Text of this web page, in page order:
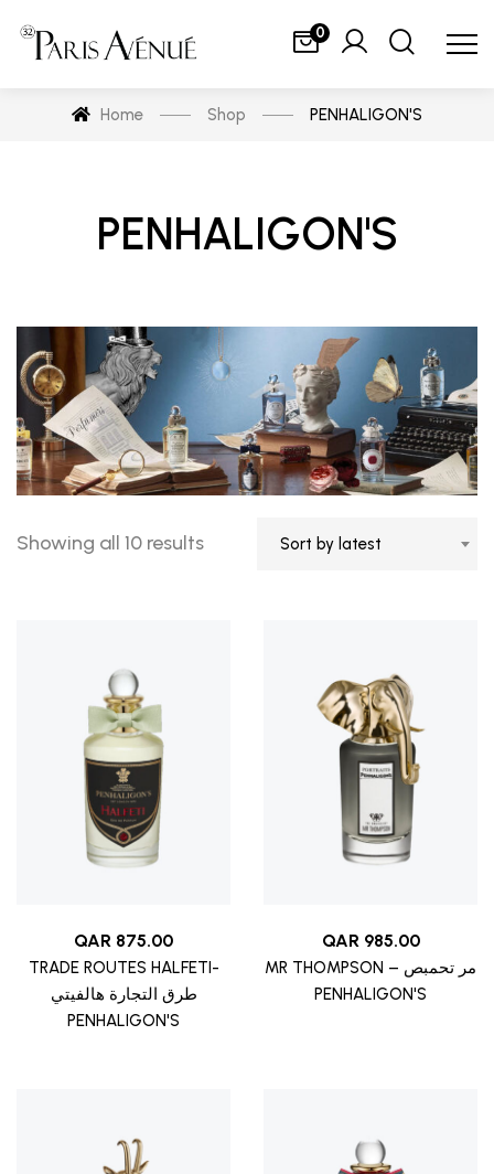
0
Home Shop PENHALIGON'S
PENHALIGON'S
Showing all 10 results Sort by latest
QAR 875.00
TRADE ROUTES HALFETI-
طرق التجارة هالفيتي
PENHALIGON'S
QAR985.00
MR THOMPSON – مر تحمبص
PENHALIGON'S